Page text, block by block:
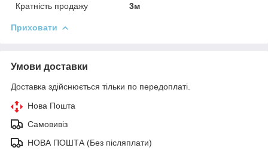
Кратність продажу
3м
Приховати
Умови доставки
Доставка здійснюється тільки по передоплаті.
Нова Пошта
Самовивіз
НОВА ПОШТА (Без післяплати)